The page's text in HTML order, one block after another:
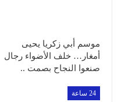
موسم أبي زكريا يحيى
أمغار… خلف الأضواء رجال
صنعوا النجاح بصمت ..
24 ساعة